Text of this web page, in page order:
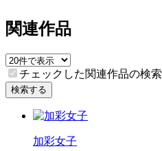
関連作品
チェックした関連作品の検索
検索する
加彩女子